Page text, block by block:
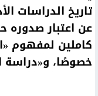
تاريخ الدراسات
عن اعتبار صدوره
كاملين لمفهوم
خصوصًا، و«دراسة